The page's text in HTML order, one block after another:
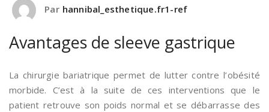
Par hannibal_esthetique.fr1-ref
Avantages de sleeve gastrique
La chirurgie bariatrique permet de lutter contre l’obésité
morbide. C’est à la suite de ces interventions que le
patient retrouve son poids normal et se débarrasse des